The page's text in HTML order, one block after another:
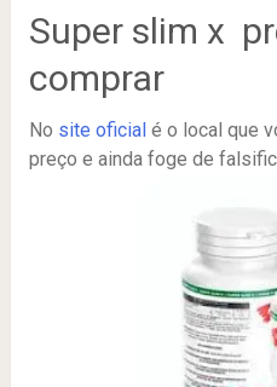
Super slim x
comprar
No site oficial é o local que
preço e ainda foge de